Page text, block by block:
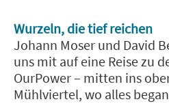
Wurzeln, die tief reichen
Johann Moser und David
uns mit auf eine Reise zu
OurPower – mitten ins
Mühlviertel, wo alles